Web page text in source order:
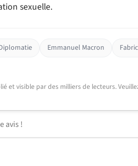
sexuelle.
Emmanuel Macron
et visible par des milliers de lecteurs.